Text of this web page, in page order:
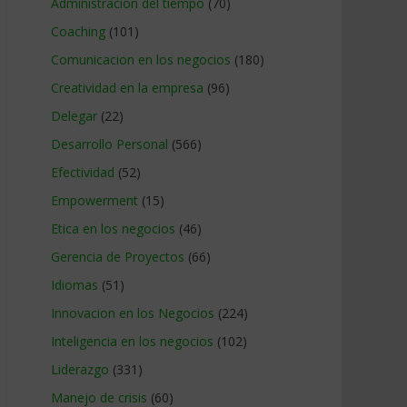
Coaching (101)
Comunicacion en los negocios (180)
Creatividad en la empresa (96)
Delegar (22)
Desarrollo Personal (566)
Efectividad (52)
Empowerment (15)
Etica en los negocios (46)
Gerencia de Proyectos (66)
Idiomas (51)
Innovacion en los Negocios (224)
Inteligencia en los negocios (102)
Liderazgo (331)
Manejo de crisis (60)